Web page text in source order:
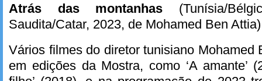
Atrás das montanhas (Tunísia/
Saudita/Catar, 2023, de Mohamed Ben Attia)
Vários filmes do diretor tunisiano Mohamed
em edições da Mostra, como ‘A amante’